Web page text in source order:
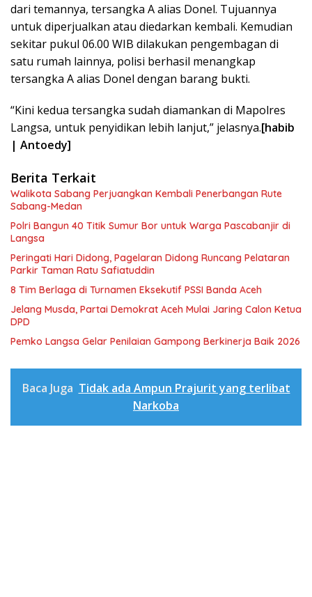
dari temannya, tersangka A alias Donel. Tujuannya
untuk diperjualkan atau diedarkan kembali. Kemudian
sekitar pukul 06.00 WIB dilakukan pengembagan di
satu rumah lainnya, polisi berhasil menangkap
tersangka A alias Donel dengan barang bukti.
“Kini kedua tersangka sudah diamankan di Mapolres
Langsa, untuk penyidikan lebih lanjut,” jelasnya.[habib
| Antoedy]
Berita Terkait
Walikota Sabang Perjuangkan Kembali Penerbangan Rute
Sabang-Medan
Polri Bangun 40 Titik Sumur Bor untuk Warga Pascabanjir di
Langsa
Peringati Hari Didong, Pagelaran Didong Runcang Pelataran
Parkir Taman Ratu Safiatuddin
8 Tim Berlaga di Turnamen Eksekutif PSSI Banda Aceh
Jelang Musda, Partai Demokrat Aceh Mulai Jaring Calon Ketua
DPD
Pemko Langsa Gelar Penilaian Gampong Berkinerja Baik 2026
Baca Juga Tidak ada Ampun Prajurit yang terlibat
Narkoba